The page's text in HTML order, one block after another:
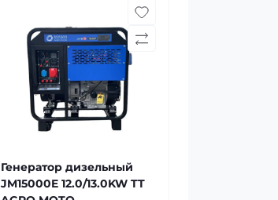
Генератор дизельный
JM15000E 12.0/13.0KW TT